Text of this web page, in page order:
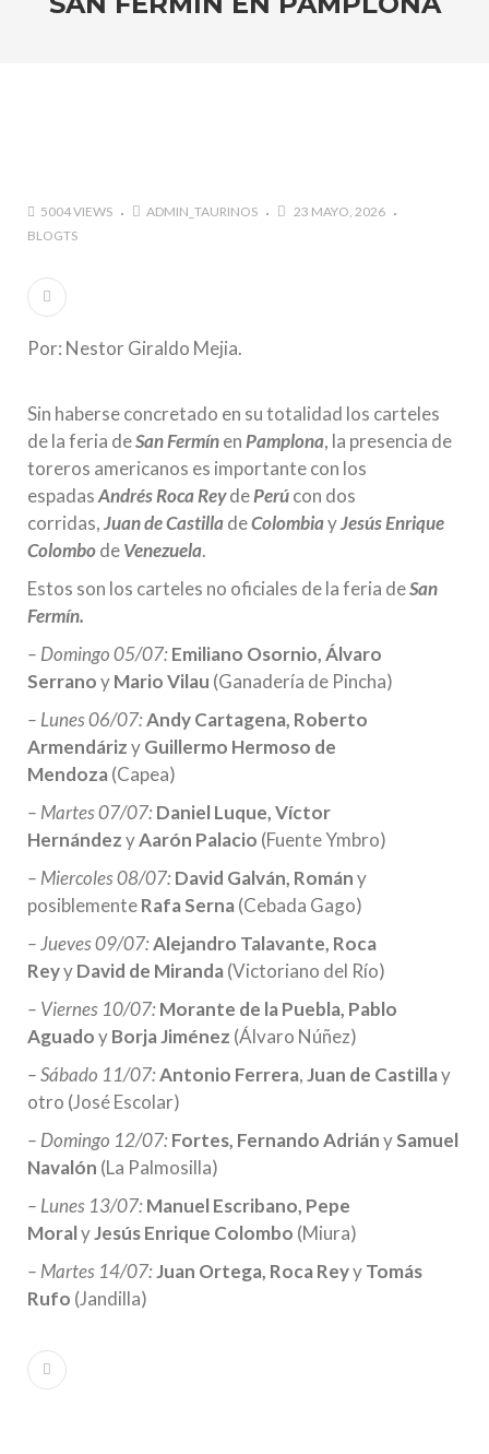
5004 VIEWS ADMIN_TAURINOS
23 MAYO, 2026
BLOGTS
Por: Nestor Giraldo Mejia.
Sin haberse concretado en su totalidad los carteles
de la feria deSan Fermínen Pamplona, la presencia de
toreros americanos es importante con los
espadasAndrés Roca ReydePerúcon dos
corridas,Juan de CastilladeColombiayJesús Enrique
ColombodeVenezuela.
Estos son los carteles no oficiales de la feria deSan
Fermín.
– Domingo 05/07:Emiliano Osornio, Álvaro
SerranoyMario Vilau (Ganadería de Pincha)
– Lunes 06/07:Andy Cartagena, Roberto
ArmendárizyGuillermo Hermoso de
Mendoza(Capea)
– Martes 07/07:Daniel Luque, Víctor
HernándezyAarón Palacio (Fuente Ymbro)
– Miercoles 08/07:David Galván, Romány
posiblementeRafa Serna(Cebada Gago)
– Jueves 09/07:Alejandro Talavante, Roca
ReyyDavid de Miranda(Victoriano del Río)
– Viernes 10/07:Morante de la Puebla, Pablo
AguadoyBorja Jiménez (Álvaro Núñez)
– Sábado 11/07:Antonio Ferrera,Juan de Castillay
otro (José Escolar)
– Domingo 12/07:Fortes, Fernando AdriánySamuel
Navalón (La Palmosilla)
– Lunes 13/07:Manuel Escribano, Pepe
MoralyJesús Enrique Colombo (Miura)
– Martes 14/07:Juan Ortega, Roca ReyyTomás
Rufo (Jandilla)